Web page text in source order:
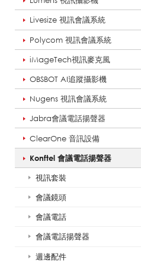
Livesize 視訊會議系統
Polycom 視訊會議系統
iMageTech視訊麥克風
OBSBOT AI追蹤攝影機
Nugens 視訊會議系統
Jabra會議電話揚聲器
ClearOne 音訊設備
Konftel 會議電話揚聲器
視訊套裝
會議鏡頭
會議電話
會議電話揚聲器
週邊配件